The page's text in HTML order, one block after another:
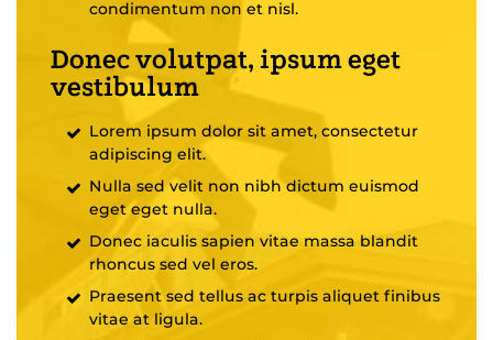
condimentum non et nisl.
Donec volutpat, ipsum eget
vestibulum
Lorem ipsum dolor sit amet, consectetur
adipiscing elit.
Nulla sed velit non nibh dictum euismod
eget eget nulla.
Donec iaculis sapien vitae massa blandit
rhoncus sed vel eros.
Praesent sed tellus ac turpis aliquet finibus
vitae at ligula.